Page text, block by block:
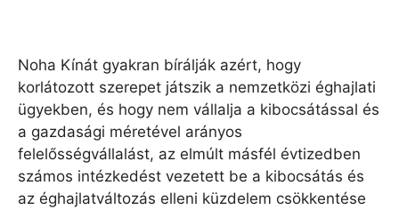
Noha Kínát gyakran bírálják azért, hogy
korlátozott szerepet játszik a nemzetközi éghajlati
ügyekben, és hogy nem vállalja a kibocsátással és
a gazdasági méretével arányos
felelősségvállalást, az elmúlt másfél évtizedben
számos intézkedést vezetett be a kibocsátás és
az éghajlatváltozás elleni küzdelem csökkentése